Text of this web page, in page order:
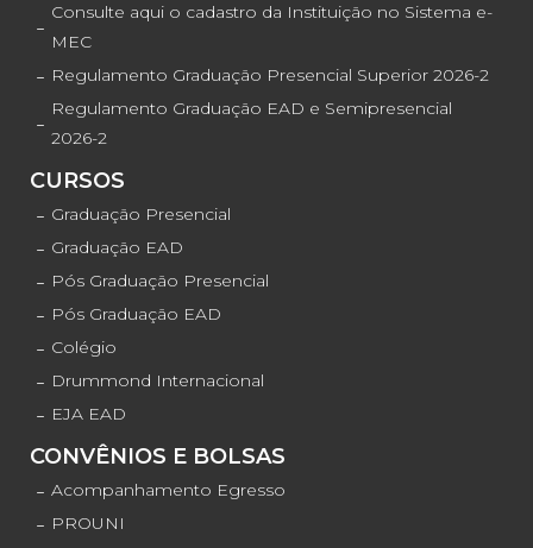
Consulte aqui o cadastro da Instituição no Sistema e-
MEC
Regulamento Graduação Presencial Superior 2026-2
Regulamento Graduação EAD e Semipresencial
2026-2
CURSOS
Graduação Presencial
Graduação EAD
Pós Graduação Presencial
Pós Graduação EAD
Colégio
Drummond Internacional
EJA EAD
CONVÊNIOS E BOLSAS
Acompanhamento Egresso
PROUNI